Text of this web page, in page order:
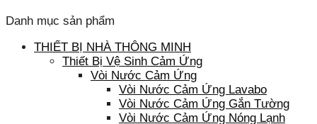
Danh mục sản phẩm
THIẾT BỊ NHÀ THÔNG MINH
Thiết Bị Vệ Sinh Cảm Ứng
Vòi Nước Cảm Ứng
Vòi Nước Cảm Ứng Lavabo
Vòi Nước Cảm Ứng Gắn Tường
Vòi Nước Cảm Ứng Nóng Lạnh